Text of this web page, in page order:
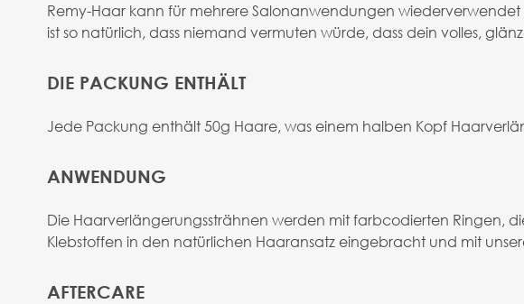
Remy-Haar kann für mehrere Salonanwendungen
ist so natürlich, dass niemand vermuten würde, dass dein volles,
DIE PACKUNG ENTHÄLT
Jede Packung enthält 50g Haare, was einem halben Kopf
ANWENDUNG
Die Haarverlängerungssträhnen werden mit farbcodierten Ringen,
Klebstoffen in den natürlichen Haaransatz eingebracht und mit
AFTERCARE